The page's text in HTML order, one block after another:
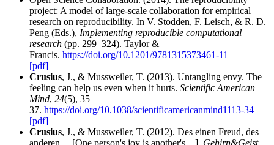
project: A model of large-scale collaboration for empirical
research on reproducibility. In V. Stodden, F. Leisch, & R. D.
Peng (Eds.), Implementing reproducible computational
research (pp. 299–324). Taylor &
Francis. https://doi.org/10.1201/9781315373461-11
[pdf]
Crusius, J., & Mussweiler, T. (2013). Untangling envy. The
feeling can help us even when it hurts. Scientific American
Mind, 24(5), 35–
37. https://doi.org/10.1038/scientificamericanmind1113-34
[pdf]
Crusius, J., & Mussweiler, T. (2012). Des einen Freud, des
anderen ... [One person's joy is another's ...]. Gehirn&Geist,